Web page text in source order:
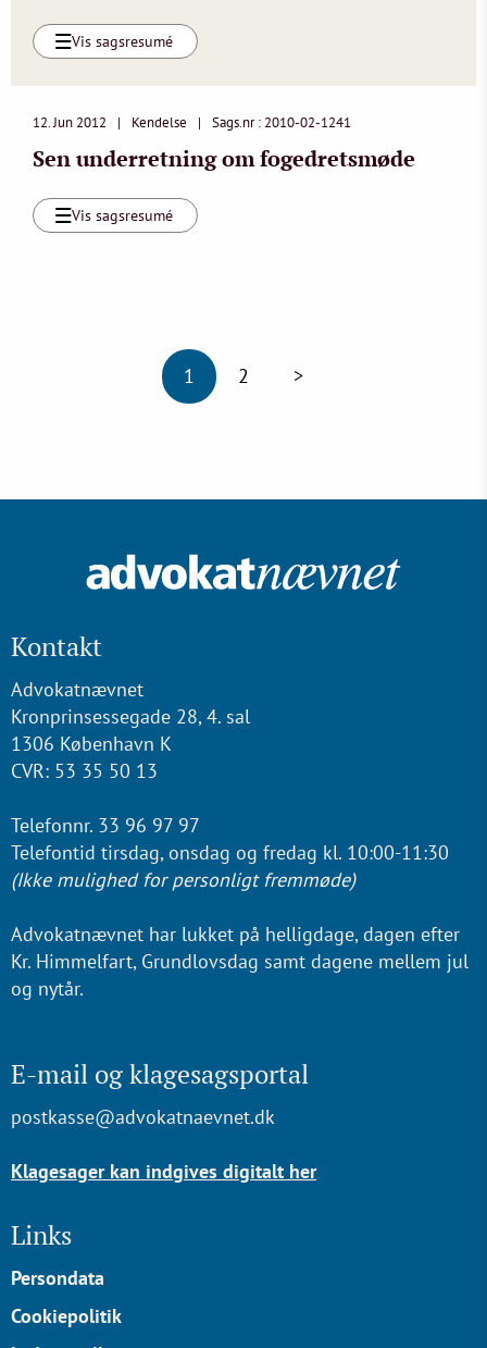
Vis sagsresumé
12. Jun 2012 Kendelse Sags.nr : 2010-02-1241
Sen underretning om fogedretsmøde
Vis sagsresumé
1 2 >
Kontakt
Advokatnævnet
Kronprinsessegade 28, 4. sal
1306 København K
CVR: 53 35 50 13
Telefonnr. 33 96 97 97
Telefontid tirsdag, onsdag og fredag kl. 10:00-11:30
(Ikke mulighed for personligt fremmøde)
Advokatnævnet har lukket på helligdage, dagen efter
Kr. Himmelfart, Grundlovsdag samt dagene mellem jul
og nytår.
E-mail og klagesagsportal
postkasse@advokatnaevnet.dk
Klagesager kan indgives digitalt her
Links
Persondata
Cookiepolitik